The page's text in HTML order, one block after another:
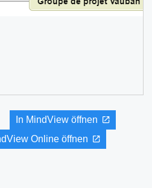
In MindView öffnen
Online öffnen